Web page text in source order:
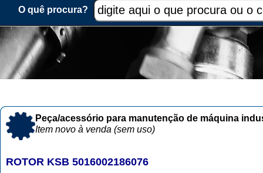
O quê procura?
Peça/acessório para manutenção de máquina
Item novo à venda (sem uso)
ROTOR KSB 5016002186076